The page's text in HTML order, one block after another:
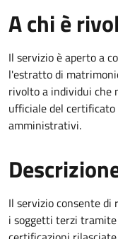
A chi è
Il servizio è aperto a
l'estratto di
rivolto a individui che
ufficiale del
amministrativi.
Il servizio consente di
i soggetti terzi tramite